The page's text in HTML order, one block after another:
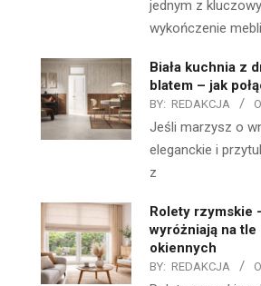
jednym z
wykończenie
Biała kuchnia z
blatem – jak
BY: REDAKCJA
Jeśli marzysz o
eleganckie i
z
Rolety rzymskie
wyróżniają na tle
okiennych
BY: REDAKCJA